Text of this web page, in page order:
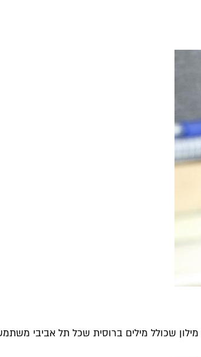
מילון שכולל מילים ברוסית שכל תל אביבי